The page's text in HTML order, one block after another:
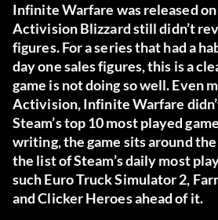
Infinite Warfare was released
Activision Blizzard still didn’t
figures. For a series that had a
day one sales figures, this is a
game is not doing so well. Even
Activision, Infinite Warfare
Steam’s top 10 most played
writing, the game sits around
the list of Steam’s daily most
such Euro Truck Simulator 2,
and Clicker Heroes ahead of it.